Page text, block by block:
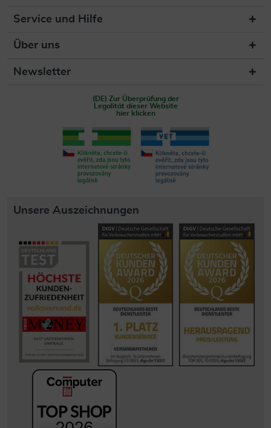
Service und Hilfe
Über uns
Newsletter
(DE) Zur Überprüfung der
Legalität dieser Website
hier klicken
Unsere Auszeichnungen